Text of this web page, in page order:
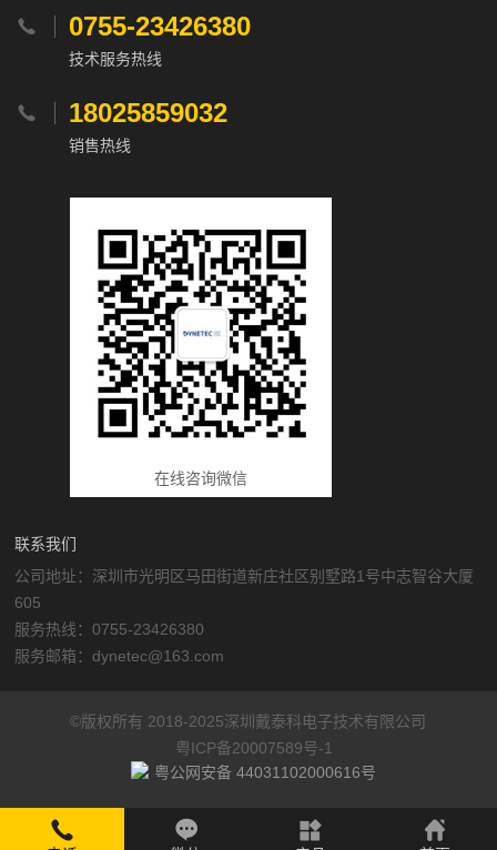
 0755-23426380
技术服务热线
 18025859032
销售热线
在线咨询微信
联系我们
公司地址：深圳市光明区马田街道新庄社区别墅路1号中志智谷大厦
605
服务热线：0755-23426380
服务邮箱：dynetec@163.com
©版权所有 2018-2025深圳戴泰科电子技术有限公司
粤ICP备20007589号-1
粤公网安备 44031102000616号
